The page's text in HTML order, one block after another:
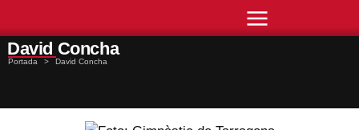
David Concha
Portada > David Concha